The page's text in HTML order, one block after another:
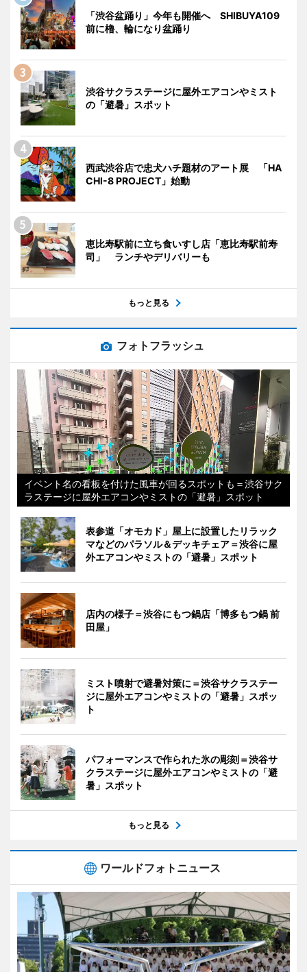
「渋谷盆踊り」今年も開催へ SHIBUYA109
前に櫓、輪になり盆踊り
渋谷サクラステージに屋外エアコンやミスト
の「避暑」スポット
西武渋谷店で忠犬ハチ題材のアート展 「HA
CHI-8 PROJECT」始動
恵比寿駅前に立ち食いすし店「恵比寿駅前寿
司」 ランチやデリバリーも
もっと見る
フォトフラッシュ
イベント名の看板を付けた風車が回るスポットも＝渋谷サク
ラステージに屋外エアコンやミストの「避暑」スポット
表参道「オモカド」屋上に設置したリラック
マなどのパラソル＆デッキチェア＝渋谷に屋
外エアコンやミストの「避暑」スポット
店内の様子＝渋谷にもつ鍋店「博多もつ鍋 前
田屋」
ミスト噴射で避暑対策に＝渋谷サクラステー
ジに屋外エアコンやミストの「避暑」スポッ
ト
パフォーマンスで作られた氷の彫刻＝渋谷サ
クラステージに屋外エアコンやミストの「避
暑」スポット
もっと見る
ワールドフォトニュース